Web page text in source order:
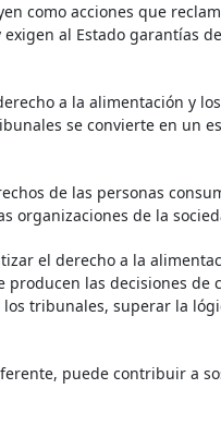
como acciones que
al Estado garantías
a la alimentación y
se convierte en un
de las personas
organizaciones de la
el derecho a la
las decisiones de
tribunales, superar la
puede contribuir a